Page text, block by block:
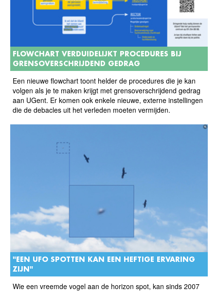
FLOWCHART VERDUIDELIJKT PROCEDURES BIJ
GRENSOVERSCHRIJDEND GEDRAG
Een nieuwe flowchart toont helder de procedures die je kan
volgen als je te maken krijgt met grensoverschrijdend gedrag
aan UGent. Er komen ook enkele nieuwe, externe instellingen
die de debacles uit het verleden moeten vermijden.
"EEN UFO SPOTTEN KAN EEN HEFTIGE ERVARING
ZIJN"
Wie een vreemde vogel aan de horizon spot, kan sinds 2007